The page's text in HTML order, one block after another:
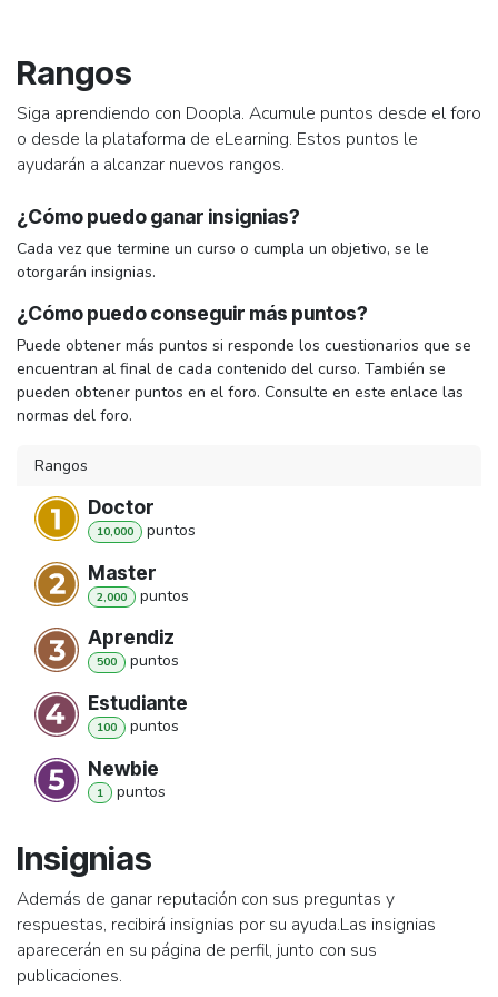
Rangos
Siga aprendiendo con Doopla. Acumule puntos desde el foro
o desde la plataforma de eLearning. Estos puntos le
ayudarán a alcanzar nuevos rangos.
¿Cómo puedo ganar insignias?
Cada vez que termine un curso o cumpla un objetivo, se le
otorgarán insignias.
¿Cómo puedo conseguir más puntos?
Puede obtener más puntos si responde los cuestionarios que se
encuentran al final de cada contenido del curso. También se
pueden obtener puntos en el foro. Consulte en este enlace las
normas del foro.
Rangos
Doctor
10,000 puntos
Master
2,000 puntos
Aprendiz
500 puntos
Estudiante
100 puntos
Newbie
1 puntos
Insignias
Además de ganar reputación con sus preguntas y
respuestas, recibirá insignias por su ayuda.Las insignias
aparecerán en su página de perfil, junto con sus
publicaciones.